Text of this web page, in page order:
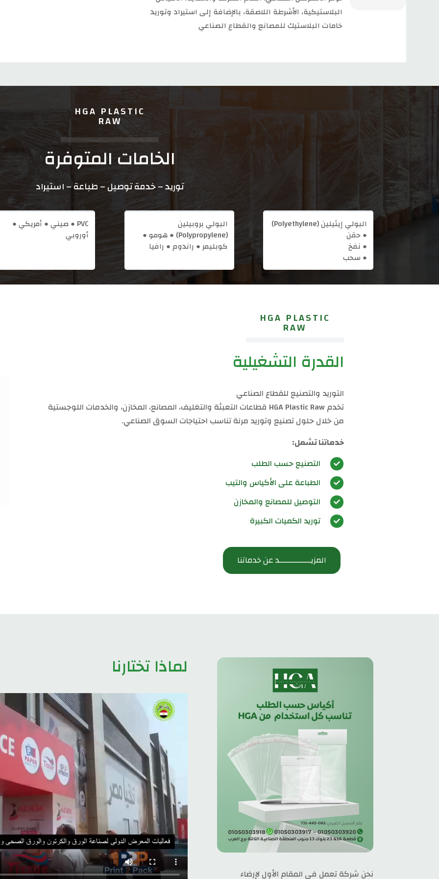
البلاستيكية، الأشرطة اللاصقة، بالإضافة إلى استيراد وتوريد
خامات البلاستيك للمصانع والقطاع الصناعي
HGA PLASTIC
RAW
الخامات المتوفرة
توريد – خدمة توصيل – طباعة – استيراد
PVC ● صيني ● أمريكي ●
أوروبي
البولي بروبيلين
(Polypropylene) ● هومو ●
كوبليمر ● راندوم ● رافيا
البولي إيثيلين (Polyethylene)
● حقن
● نفخ
● سحب
HGA PLASTIC
RAW
القدرة التشغيلية
التوريد والتصنيع للقطاع الصناعي
تخدم HGA Plastic Raw قطاعات التعبئة والتغليف، المصانع، المخازن، والخدمات اللوجستية
من خلال حلول تصنيع وتوريد مرنة تناسب احتياجات السوق الصناعي.
خدماتنا تشمل:
 التصنيع حسب الطلب
 الطباعة على الأكياس والتيب
 التوصيل للمصانع والمخازن
 توريد الكميات الكبيرة
المزيـــــــــــــد عن خدماتنا
لماذا تختارنا
​نحن شركة تعمل في المقام الأول لإرضاء